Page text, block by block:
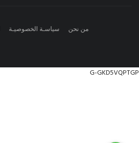
من نحن سياسـة الخصوصيـة
G-GKD5VQPTGP